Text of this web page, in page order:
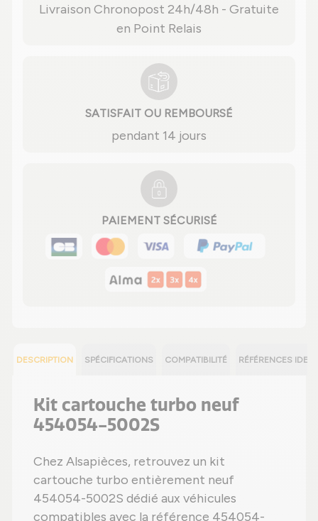
Livraison Chronopost 24h/48h - Gratuite
en Point Relais
SATISFAIT OU REMBOURSÉ
pendant 14 jours
PAIEMENT SÉCURISÉ
DESCRIPTION SPÉCIFICATIONS COMPATIBILITÉ RÉFÉRENCES
Kit cartouche turbo neuf
454054-5002S
Chez Alsapièces, retrouvez un kit
cartouche turbo entièrement neuf
454054-5002S dédié aux véhicules
compatibles avec la référence 454054-